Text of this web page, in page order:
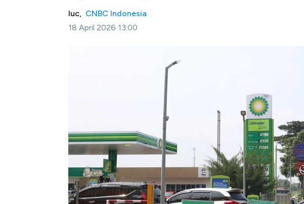
luc, CNBC Indonesia
18 April 2026 13:00